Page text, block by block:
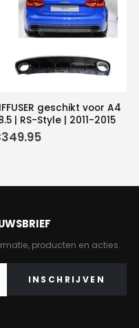
geschikt voor A4
| RS-Style | 2011-2015
349.95
producten en acties.